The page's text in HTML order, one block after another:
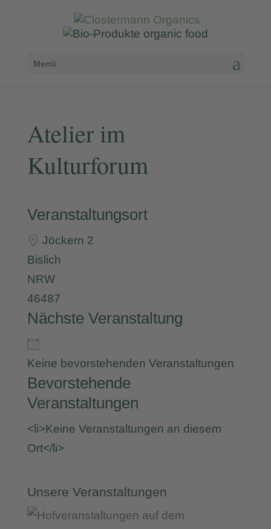
Menü
Atelier im
Kulturforum
Veranstaltungsort
Jöckern 2
Bislich
NRW
46487
Nächste Veranstaltung
Keine bevorstehenden Veranstaltungen
Bevorstehende
Veranstaltungen
<li>Keine Veranstaltungen an diesem
Ort</li>
Unsere Veranstaltungen